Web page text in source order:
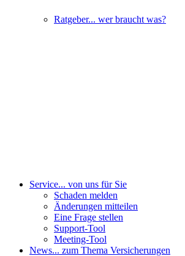
Ratgeber... wer braucht was?
Service... von uns für Sie
Schaden melden
Änderungen mitteilen
Eine Frage stellen
Support-Tool
Meeting-Tool
News... zum Thema Versicherungen